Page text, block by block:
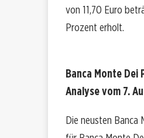
von 11,70 Euro
Prozent erholt.
Banca Monte Dei
Analyse vom 7.
Die neusten Banca